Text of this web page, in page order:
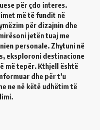
për çdo interes.
më të fundit në
për dizajnin dhe
jetën tuaj me
personale. Zhytuni në
eksploroni destinacione
më tepër. Kthjell është
dhe për t’u
ne në këtë udhëtim të